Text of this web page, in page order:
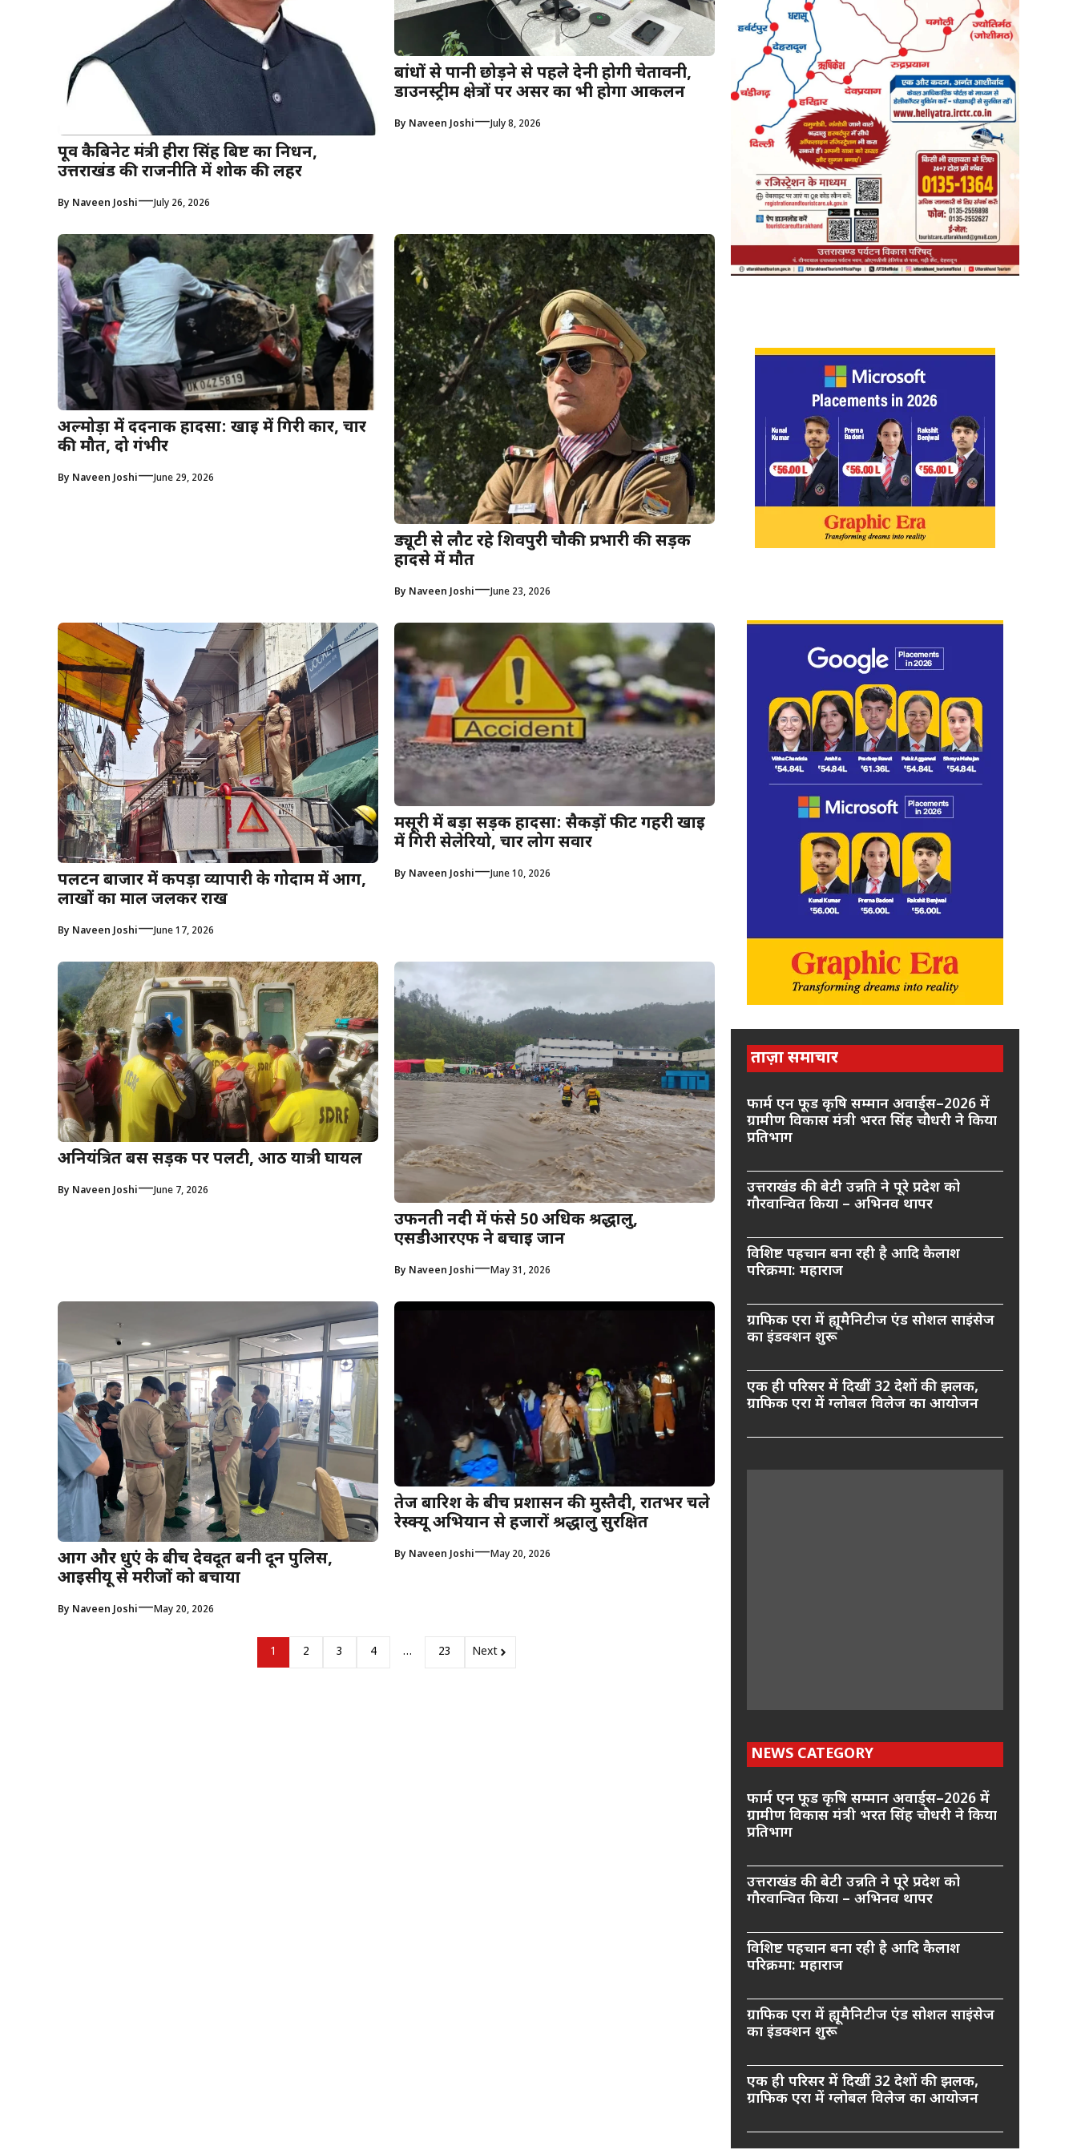
पूर्व कैबिनेट मंत्री हीरा सिंह बिष्ट का निधन,
उत्तराखंड की राजनीति में शोक की लहर
By Naveen Joshi—July 26, 2026
बांधों से पानी छोड़ने से पहले देनी होगी चेतावनी,
डाउनस्ट्रीम क्षेत्रों पर असर का भी होगा आकलन
By Naveen Joshi—July 8, 2026
अल्मोड़ा में दर्दनाक हादसा: खाई में गिरी कार, चार
की मौत, दो गंभीर
By Naveen Joshi—June 29, 2026
ड्यूटी से लौट रहे शिवपुरी चौकी प्रभारी की सड़क
हादसे में मौत
By Naveen Joshi—June 23, 2026
पलटन बाजार में कपड़ा व्यापारी के गोदाम में आग,
लाखों का माल जलकर राख
By Naveen Joshi—June 17, 2026
मसूरी में बड़ा सड़क हादसा: सैकड़ों फीट गहरी खाई
में गिरी सेलेरियो, चार लोग सवार
By Naveen Joshi—June 10, 2026
अनियंत्रित बस सड़क पर पलटी, आठ यात्री घायल
By Naveen Joshi—June 7, 2026
उफनती नदी में फंसे 50 अधिक श्रद्धालु,
एसडीआरएफ ने बचाई जान
By Naveen Joshi—May 31, 2026
आग और धुएं के बीच देवदूत बनी दून पुलिस,
आईसीयू से मरीजों को बचाया
By Naveen Joshi—May 20, 2026
तेज बारिश के बीच प्रशासन की मुस्तैदी, रातभर चले
रेस्क्यू अभियान से हजारों श्रद्धालु सुरक्षित
By Naveen Joshi—May 20, 2026
1 2 3 4 … 23 Next
ताज़ा समाचार
फार्म एन फूड कृषि सम्मान अवार्ड्स–2026 में
ग्रामीण विकास मंत्री भरत सिंह चौधरी ने किया
प्रतिभाग
उत्तराखंड की बेटी उन्नति ने पूरे प्रदेश को
गौरवान्वित किया – अभिनव थापर
विशिष्ट पहचान बना रही है आदि कैलाश
परिक्रमा: महाराज
ग्राफिक एरा में ह्यूमैनिटीज एंड सोशल साइंसेज
का इंडक्शन शुरू
एक ही परिसर में दिखीं 32 देशों की झलक,
ग्राफिक एरा में ग्लोबल विलेज का आयोजन
NEWS CATEGORY
फार्म एन फूड कृषि सम्मान अवार्ड्स–2026 में
ग्रामीण विकास मंत्री भरत सिंह चौधरी ने किया
प्रतिभाग
उत्तराखंड की बेटी उन्नति ने पूरे प्रदेश को
गौरवान्वित किया – अभिनव थापर
विशिष्ट पहचान बना रही है आदि कैलाश
परिक्रमा: महाराज
ग्राफिक एरा में ह्यूमैनिटीज एंड सोशल साइंसेज
का इंडक्शन शुरू
एक ही परिसर में दिखीं 32 देशों की झलक,
ग्राफिक एरा में ग्लोबल विलेज का आयोजन